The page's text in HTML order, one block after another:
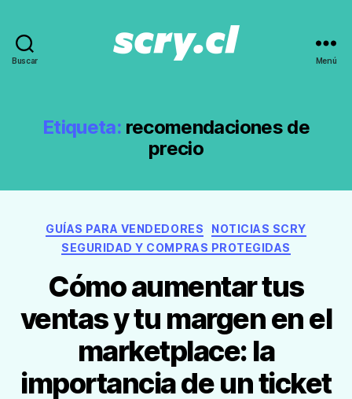
Buscar
recomendaciones
de
Scry.cl
Menú
Etiqueta: recomendaciones de
precio
Categorías
GUÍAS PARA VENDEDORES
NOTICIAS SCRY
SEGURIDAD Y COMPRAS PROTEGIDAS
Cómo aumentar tus
ventas y tu margen en el
marketplace: la
importancia de un ticket